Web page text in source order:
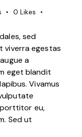
0 Likes
sed
viverra egestas
a
eget blandit
Vivamus
porttitor eu,
Sed ut